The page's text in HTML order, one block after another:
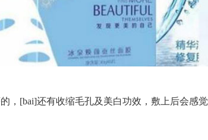
[bai]还有收缩毛孔及美白功效，敷上后会感